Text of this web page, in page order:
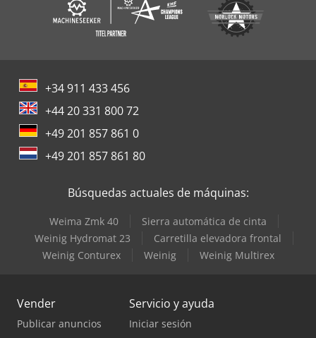
+34 911 433 456
+44 20 331 800 72
+49 201 857 861 0
+49 201 857 861 80
Búsquedas actuales de máquinas:
Weima Zmk 40
Sierra automática de cinta
Weinig Hydromat 23
Carretilla elevadora frontal
Weinig Conturex
Weinig Weinig Multirex
Vender
Publicar anuncios
Servicio y ayuda
Iniciar sesión